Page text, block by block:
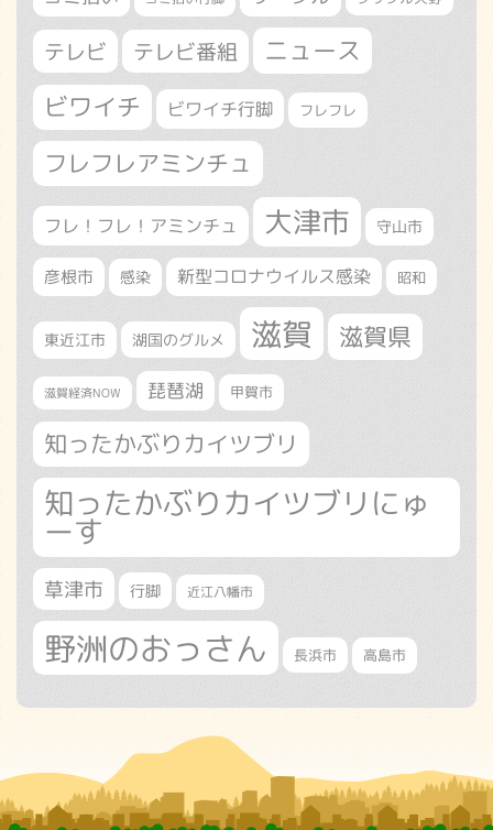
テレビ テレビ番組 ニュース
ビワイチ ビワイチ行脚 フレフレ
フレフレアミンチュ
フレ！フレ！アミンチュ 大津市 守山市
彦根市 感染 新型コロナウイルス感染 昭和
東近江市 湖国のグルメ 滋賀 滋賀県
滋賀経済NOW 琵琶湖 甲賀市
知ったかぶりカイツブリ
知ったかぶりカイツブリにゅ
ーす
草津市 行脚 近江八幡市
野洲のおっさん 長浜市 高島市